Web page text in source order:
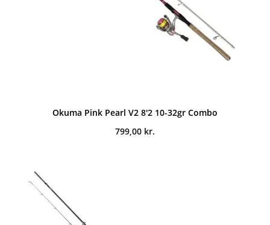
Okuma Pink Pearl V2 8'2 10-32gr Combo
799,00 kr.